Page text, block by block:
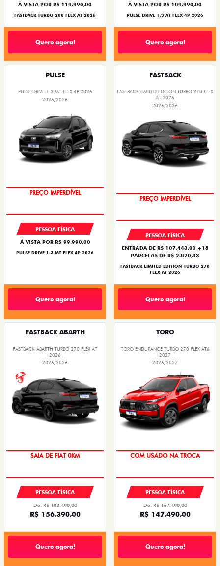
À VISTA POR R$ 119.990,00
FASTBACK TURBO 200 FLEX AT 2026
Quero agora!
À VISTA POR R$ 109.990,00
PULSE DRIVE 1.3 AT FLEX 4P 2026
Quero agora!
PULSE
PULSE DRIVE 1.3 MT FLEX 4P 2026
2026/2026
OPORTUNIDADE
PESSOA FÍSICA
À VISTA POR R$ 99.990,00
PULSE DRIVE 1.3 MT FLEX 4P 2026
Quero agora!
FASTBACK
FASTBACK LIMITED EDITION TURBO 270 FLEX
AT 2026
2026/2026
COM USADO NA TROCA
PESSOA FÍSICA
ENTRADA DE R$ 107.443,00 +18
PARCELAS DE R$ 2.820,83
FASTBACK LIMITED EDITION TURBO 270
FLEX AT 2026
Quero agora!
FASTBACK ABARTH
FASTBACK ABARTH TURBO 270 FLEX AT
2026
2026/2026
PREÇO IMPERDÍVEL
PESSOA FÍSICA
De: R$ 183.490,00
R$ 156.390,00
Quero agora!
TORO
TORO ENDURANCE TURBO 270 FLEX AT6
2027
2026/2027
OPORTUNIDADE
PESSOA FÍSICA
De: R$ 167.490,00
R$ 147.490,00
Quero agora!